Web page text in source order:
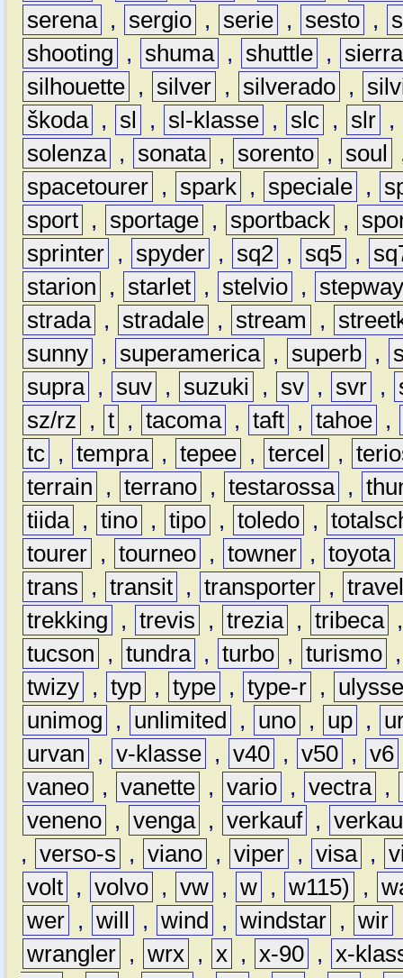
serena , sergio , serie , sesto ,
shooting
, shuma , shuttle ,
sierra
silhouette , silver , silverado ,
škoda , sl , sl-klasse , slc , slr ,
solenza , sonata , sorento , soul
spacetourer , spark , speciale ,
sport , sportage , sportback ,
sprinter , spyder , sq2 , sq5 ,
starion
, starlet , stelvio ,
strada , stradale , stream ,
sunny , superamerica , superb ,
supra , suv , suzuki , sv , svr ,
sz/rz
, t , tacoma , taft , tahoe ,
tc , tempra , tepee , tercel ,
terrain
, terrano , testarossa ,
tiida , tino , tipo , toledo ,
tourer , tourneo , towner , toyota
trans
, transit , transporter ,
trekking
, trevis , trezia , tribeca
tucson
, tundra , turbo , turismo
twizy , typ , type , type-r ,
unimog
, unlimited , uno , up ,
urvan
, v-klasse , v40 , v50 , v6
vaneo , vanette , vario , vectra ,
veneno , venga , verkauf ,
, verso-s , viano , viper , visa ,
volt , volvo , vw , w , w115) ,
wer , will , wind , windstar , wir
wrangler , wrx , x , x-90 , x-